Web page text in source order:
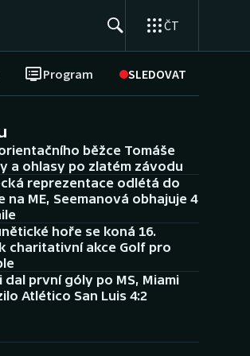
ČT
Program SLEDOVAT
běžce Tomáše
a ohlasy po zlatém závodu
reprezentace odlétá do
na ME, Seemanová obhajuje 4
hoře se koná 16.
charitativní akce Golf pro
dal první góly po MS, Miami
Atlético San Luis 4:2